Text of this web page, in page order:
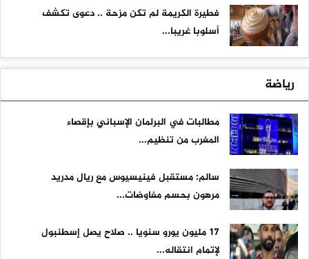
فطيرة الكريمة لم تكن مزحة .. دعوى تكشف
أسلوبا غريبا...
رياضة
مطالبات في البرلمان الإسباني بإقصاء
المغرب من تنظيم...
سالم: مستقبل فينيسيوس مع ريال مدريد
مرهون بحسم مفاوضات...
17 مليون يورو سنويا .. صلاح يصل إسطنبول
لإتمام انتقاله...